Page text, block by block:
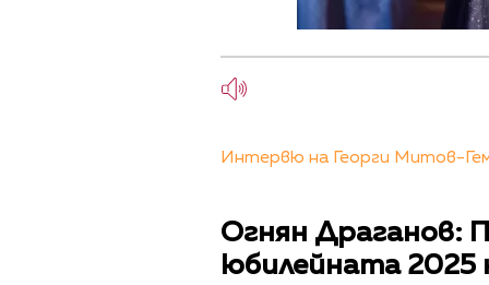
Интервю на Георги Митов-
Огнян Драганов:
юбилейната 2025